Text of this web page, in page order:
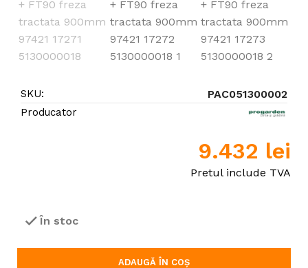
SKU: PAC051300002
Producator
9.432 lei
Pretul include TVA
În stoc
ADAUGĂ ÎN COȘ